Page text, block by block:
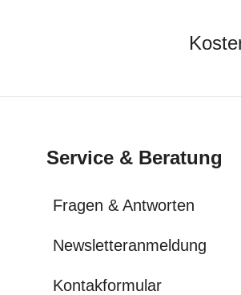
Service & Beratung
Fragen & Antworten
Newsletteranmeldung
Kontakformular